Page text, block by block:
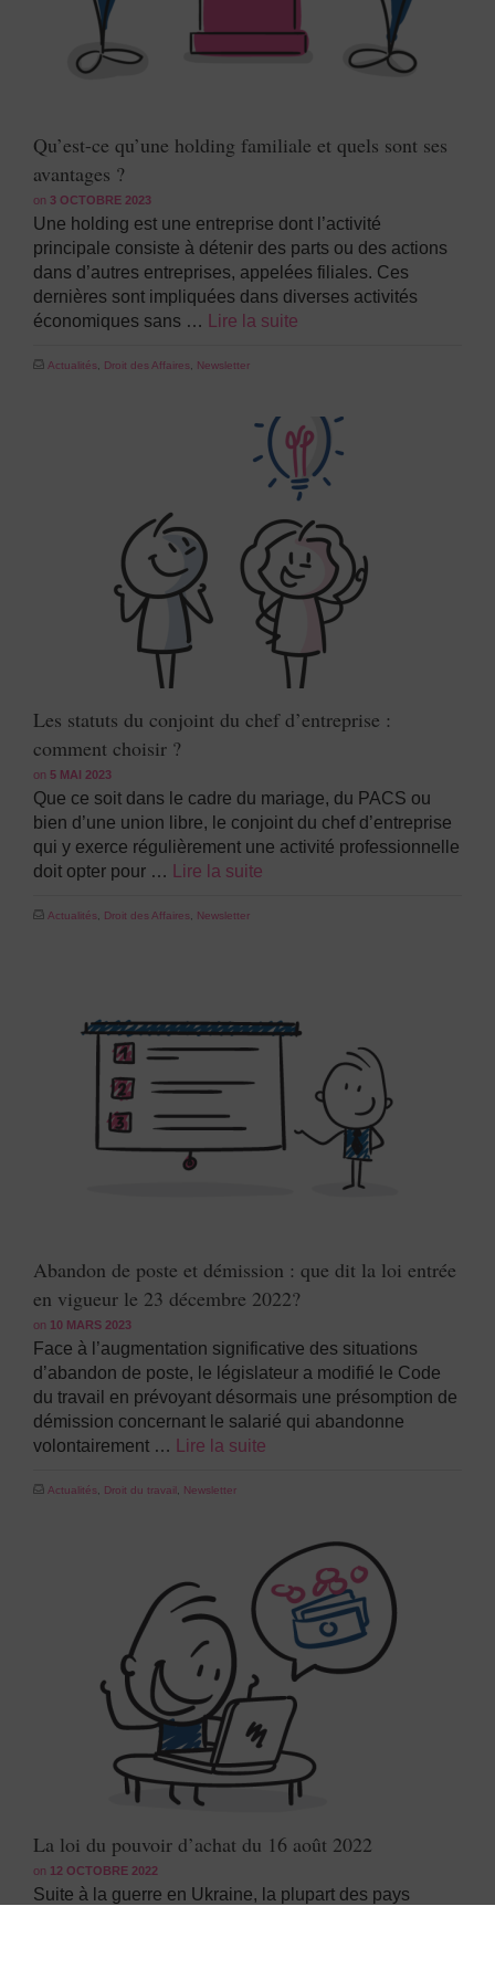
Qu’est-ce qu’une holding familiale et quels sont ses
avantages ?
on 3 OCTOBRE 2023
Une holding est une entreprise dont l’activité
principale consiste à détenir des parts ou des actions
dans d’autres entreprises, appelées filiales. Ces
dernières sont impliquées dans diverses activités
économiques sans …
Lire la suite
Actualités Droit des Affaires Newsletter
Les statuts du conjoint du chef d’entreprise :
comment choisir ?
on 5 MAI 2023
Que ce soit dans le cadre du mariage, du PACS ou
bien d’une union libre, le conjoint du chef d’entreprise
qui y exerce régulièrement une activité professionnelle
doit opter pour …
Lire la suite
Actualités Droit des Affaires Newsletter
Abandon de poste et démission : que dit la loi entrée
en vigueur le 23 décembre 2022?
on 10 MARS 2023
Face à l’augmentation significative des situations
d’abandon de poste, le législateur a modifié le Code
du travail en prévoyant désormais une présomption de
démission concernant le salarié qui abandonne
volontairement …
Lire la suite
Actualités Droit du travail Newsletter
La loi du pouvoir d’achat du 16 août 2022
on 12 OCTOBRE 2022
Suite à la guerre en Ukraine, la plupart des pays